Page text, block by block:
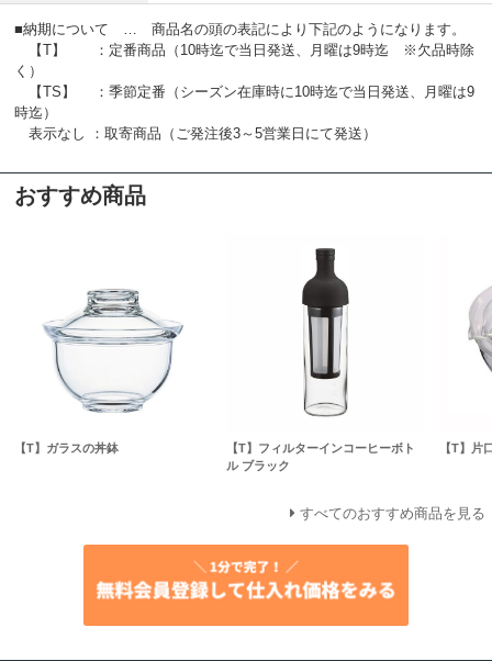
■納期について … 商品名の頭の表記により下記のようになります。
【T】 ：定番商品（10時迄で当日発送、月曜は9時迄 ※欠品時除
く）
【TS】 ：季節定番（シーズン在庫時に10時迄で当日発送、月曜は9
時迄）
表示なし ：取寄商品（ご発注後3～5営業日にて発送）
おすすめ商品
【T】ガラスの丼鉢
【T】フィルターインコーヒーボト
ル ブラック
【T】片
すべてのおすすめ商品を見る